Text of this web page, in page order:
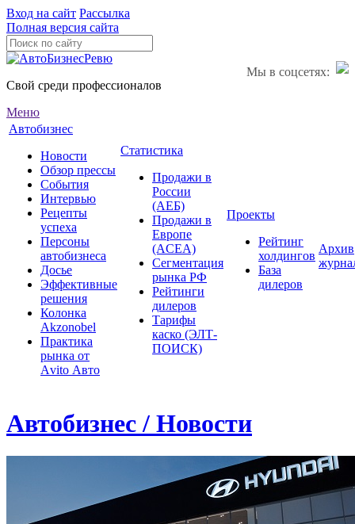
Вход на сайт Рассылка
Полная версия сайта
Мы в соцсетях:
Свой среди профессионалов
Меню
Автобизнес
Новости
Обзор прессы
События
Интервью
Рецепты
успеха
Персоны
автобизнеса
Досье
Эффективные
решения
Колонка
Akzonobel
Практика
рынка от
Аvito Авто
Статистика
Продажи в
России
(АЕБ)
Продажи в
Европе
(ACEA)
Сегментация
рынка РФ
Рейтинги
дилеров
Тарифы
каско (ЭЛТ-
ПОИСК)
Проекты
Рейтинг
холдингов
База
дилеров
Архив
Автобизнес / Новости